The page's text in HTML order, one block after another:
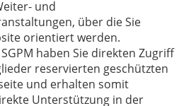
und
über die Sie
orientiert werden.
haben Sie direkten Zugriff
reservierten geschützten
und erhalten somit
Unterstützung in der